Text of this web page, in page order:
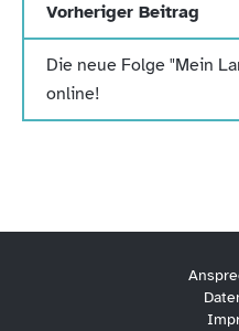
Vorheriger Beitrag
Die neue Folge "Mein
online!